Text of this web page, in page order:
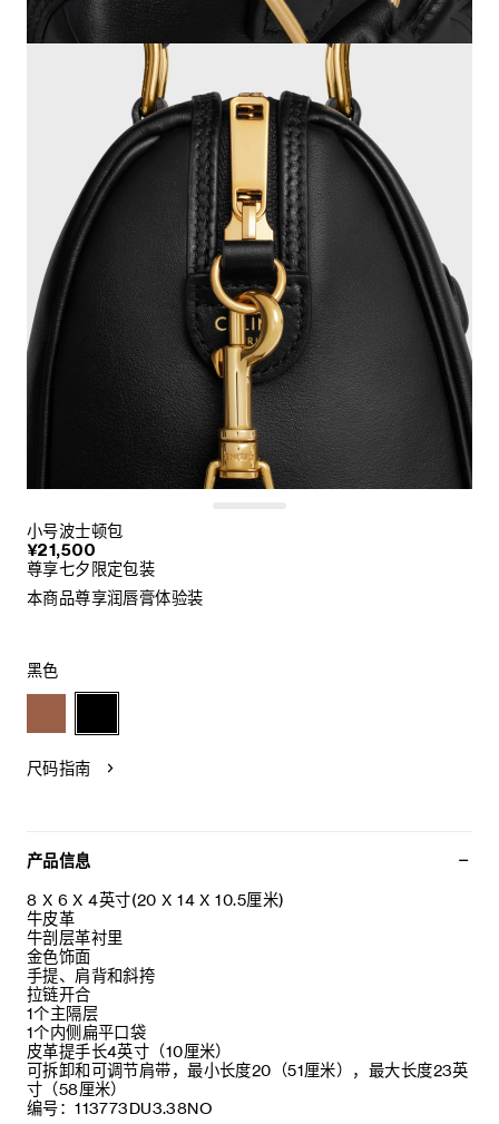
小号波士顿包
¥21,500
尊享七夕限定包装
本商品尊享润唇膏体验装
黑色
尺码指南
产品信息
8 X 6 X 4英寸(20 X 14 X 10.5厘米)
牛皮革
牛剖层革衬里
金色饰面
手提、肩背和斜挎
拉链开合
1个主隔层
1个内侧扁平口袋
皮革提手长4英寸（10厘米）
可拆卸和可调节肩带，最小长度20（51厘米），最大长度23英
寸（58厘米）
编号：113773DU3.38NO